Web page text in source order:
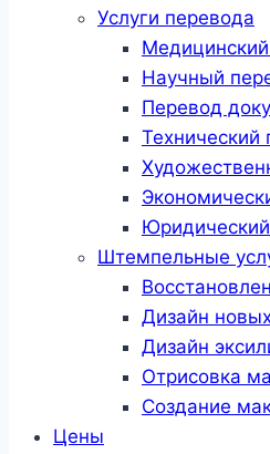
Услуги перевода
Научный
Перевод
Технический
Штемпельные
Дизайн
Дизайн
Отрисовка
Создание
Цены